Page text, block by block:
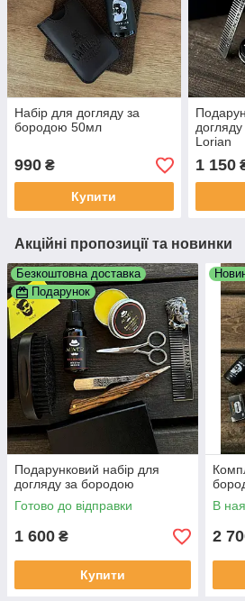
Набір для догляду за
бородою 50мл
990 ₴
Купити
Lorian
1 150
Акційні пропозиції та новинки
Безкоштовна доставка
Подарунок
Подарунковий набір для
догляду за бородою
Готово до відправки
1 600 ₴
Купити
В
2